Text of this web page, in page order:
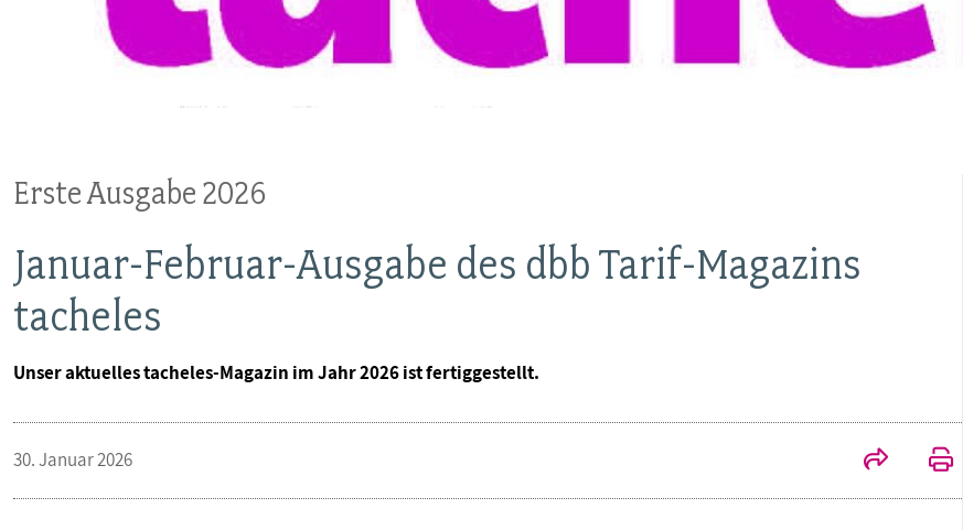
VERANSTALTUNGEN UND SEMINARE
Parlamentarisches Sommerfest
MITGLIEDSCHAFT & SERVICE
Erste Ausgabe 2026
Januar-Februar-Ausgabe des dbb Tarif-Magazins
tacheles
Unser aktuelles tacheles-Magazin im Jahr 2026 ist fertiggestellt.
30. Januar 2026